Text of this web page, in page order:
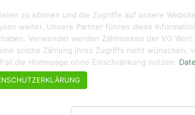
REZEPTE KUNTERBUNTES ÜBER
zu können und die Zugriffe auf unsere
weiter. Unsere Partner führen diese
Verwendet werden Zählmarken der VG
solche Zählung ihres Zugriffs nicht wünschen,
die Homepage ohne Einschränkung nutzen.